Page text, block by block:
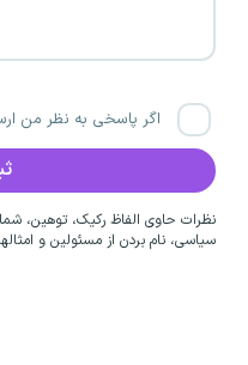
اگر پاسخی به نظر من
نظرات حاوی الفاظ رکیک، توهین،
سیاسی، نام بردن از مسئولین و